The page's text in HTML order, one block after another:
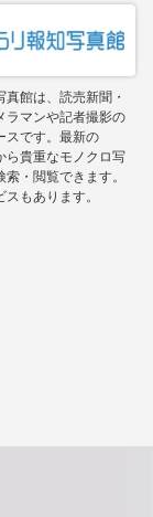
真館は、読売新聞・
ラマンや記者撮影の
スです。最新の
ら貴重なモノクロ写
・閲覧できます。
もあります。